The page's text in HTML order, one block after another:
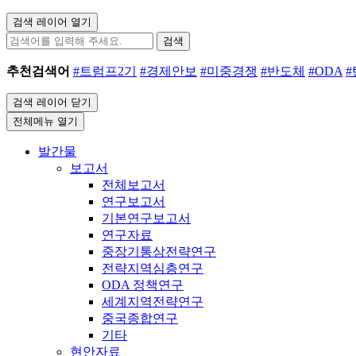
검색 레이어 열기
검색
추천검색어 #트럼프2기 #경제안보 #미중경쟁 #반도체 #ODA #
검색 레이어 닫기
전체메뉴 열기
발간물
보고서
전체보고서
연구보고서
기본연구보고서
연구자료
중장기통상전략연구
전략지역심층연구
ODA 정책연구
세계지역전략연구
중국종합연구
기타
현안자료